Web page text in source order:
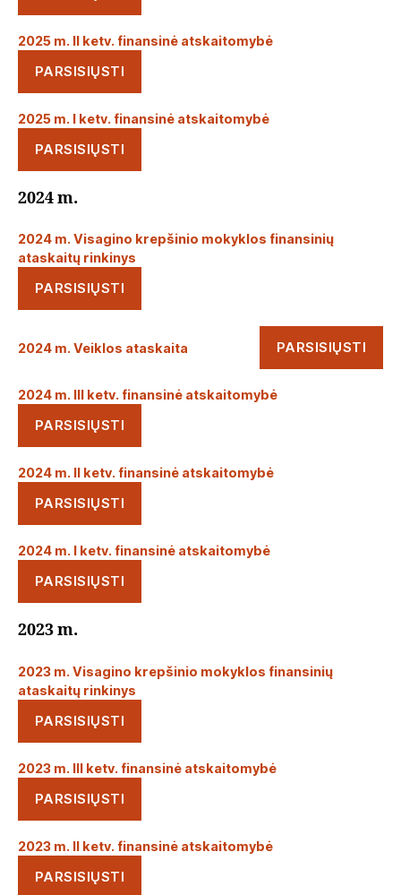
2025 m. II ketv. finansinė atskaitomybė
PARSISIŲSTI
2025 m. I ketv. finansinė atskaitomybė
PARSISIŲSTI
2024 m.
2024 m. Visagino krepšinio mokyklos finansinių
ataskaitų rinkinys
PARSISIŲSTI
2024 m. Veiklos ataskaita PARSISIŲSTI
2024 m. III ketv. finansinė atskaitomybė
PARSISIŲSTI
2024 m. II ketv. finansinė atskaitomybė
PARSISIŲSTI
2024 m. I ketv. finansinė atskaitomybė
PARSISIŲSTI
2023 m.
2023 m. Visagino krepšinio mokyklos finansinių
ataskaitų rinkinys
PARSISIŲSTI
2023 m. III ketv. finansinė atskaitomybė
PARSISIŲSTI
2023 m. II ketv. finansinė atskaitomybė
PARSISIŲSTI